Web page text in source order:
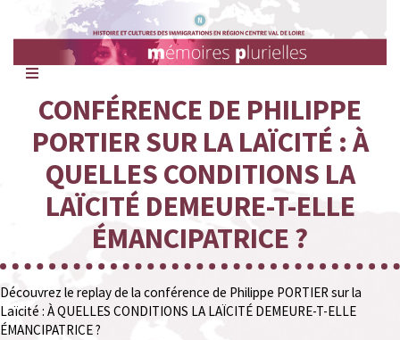
Mémoires
Plurielles
CONFÉRENCE DE PHILIPPE
PORTIER SUR LA LAÏCITÉ : À
QUELLES CONDITIONS LA
LAÏCITÉ DEMEURE-T-ELLE
ÉMANCIPATRICE ?
Découvrez le replay de la conférence de Philippe PORTIER sur la
Laïcité : À QUELLES CONDITIONS LA LAÏCITÉ DEMEURE-T-ELLE
ÉMANCIPATRICE ?